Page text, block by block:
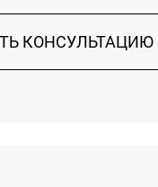
КОНСУЛЬТАЦИЮ